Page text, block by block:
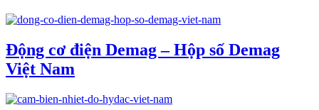
Động cơ điện Demag – Hộp số Demag
Việt Nam